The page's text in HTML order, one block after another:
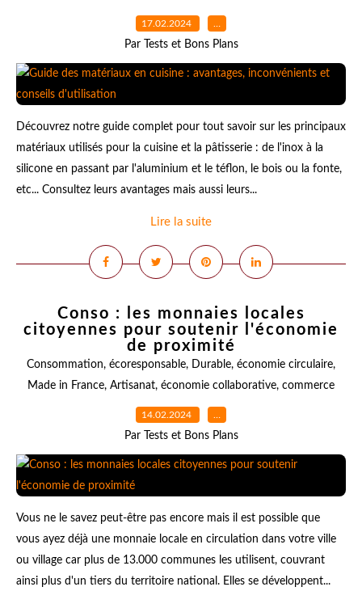
17.02.2024 …
Par Tests et Bons Plans
Découvrez notre guide complet pour tout savoir sur les principaux
matériaux utilisés pour la cuisine et la pâtisserie : de l'inox à la
silicone en passant par l'aluminium et le téflon, le bois ou la fonte,
etc... Consultez leurs avantages mais aussi leurs...
Lire la suite
Conso : les monnaies locales
citoyennes pour soutenir l'économie
de proximité
Consommation, écoresponsable, Durable, économie circulaire,
Made in France, Artisanat, économie collaborative, commerce
14.02.2024 …
Par Tests et Bons Plans
Vous ne le savez peut-être pas encore mais il est possible que
vous ayez déjà une monnaie locale en circulation dans votre ville
ou village car plus de 13.000 communes les utilisent, couvrant
ainsi plus d'un tiers du territoire national. Elles se développent...